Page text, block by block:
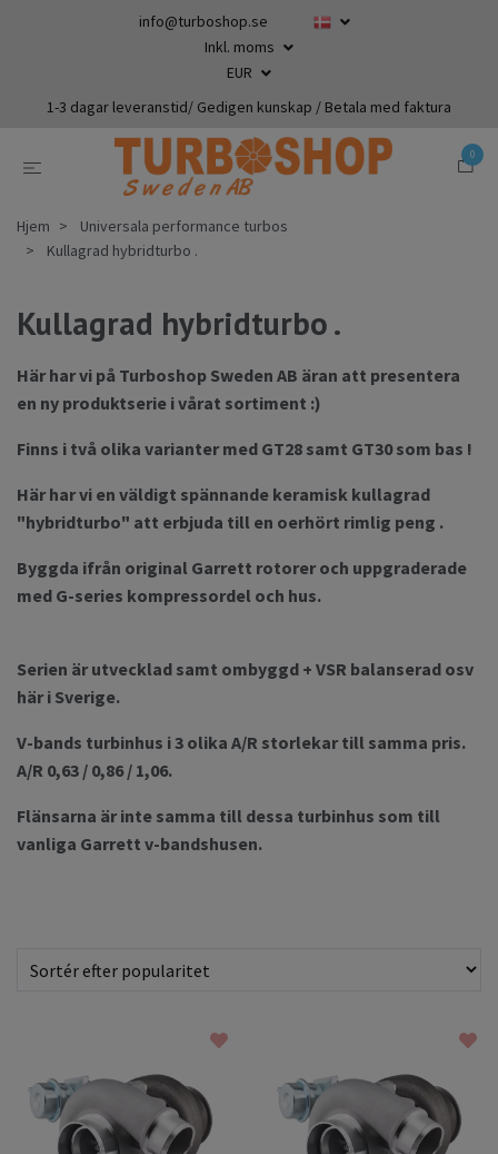
info@turboshop.se
Inkl. moms
EUR
1-3 dagar leveranstid/ Gedigen kunskap / Betala med faktura
0
Hjem
Universala performance turbos
Kullagrad hybridturbo .
Kullagrad hybridturbo .
Här har vi på Turboshop Sweden AB äran att presentera
en ny produktserie i vårat sortiment :)
Finns i två olika varianter med GT28 samt GT30 som bas !
Här har vi en väldigt spännande keramisk kullagrad
"hybridturbo" att erbjuda till en oerhört rimlig peng .
Byggda ifrån original Garrett rotorer och uppgraderade
med G-series kompressordel och hus.
Serien är utvecklad samt ombyggd + VSR balanserad osv
här i Sverige.
V-bands turbinhus i 3 olika A/R storlekar till samma pris.
A/R 0,63 / 0,86 / 1,06.
Flänsarna är inte samma till dessa turbinhus som till
vanliga Garrett v-bandshusen.